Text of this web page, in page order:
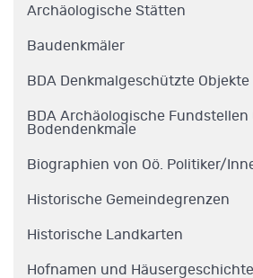
Archäologische Stätten
Baudenkmäler
BDA Denkmalgeschützte Objekte
BDA Archäologische Fundstellen
Bodendenkmale
Biographien von Oö. Politiker/
Historische Gemeindegrenzen
Historische Landkarten
Hofnamen und Häusergeschichte